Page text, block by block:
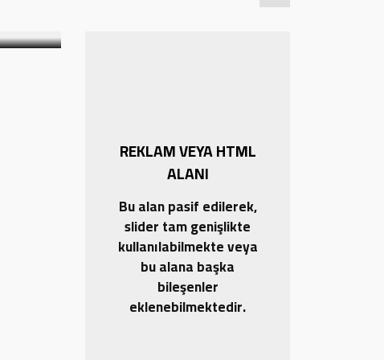
REKLAM VEYA HTML
ALANI
Bu alan pasif edilerek,
slider tam genişlikte
kullanılabilmekte veya
bu alana başka
bileşenler
eklenebilmektedir.